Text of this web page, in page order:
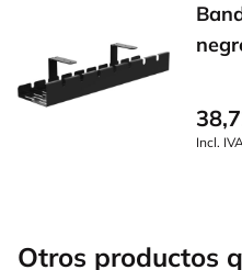
Incl. IVA
Otros productos